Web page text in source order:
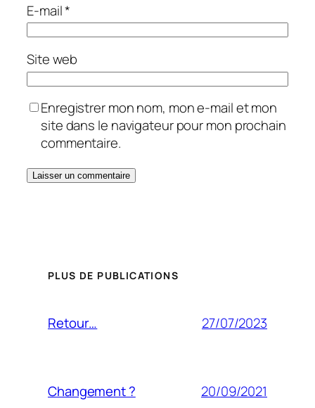
E-mail*
Site web
Enregistrer mon nom, mon e-mail et mon
site dans le navigateur pour mon prochain
commentaire.
PLUS DE PUBLICATIONS
Retour… 27/07/2023
Changement ? 20/09/2021